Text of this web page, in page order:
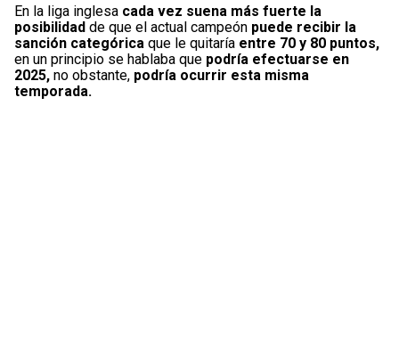
En la liga inglesa cada vez suena más fuerte la
posibilidad de que el actual campeón puede recibir la
sanción categórica que le quitaría entre 70 y 80 puntos,
en un principio se hablaba que podría efectuarse en
2025, no obstante, podría ocurrir esta misma
temporada.